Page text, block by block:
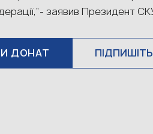
заявив Президент
ДОНАТ